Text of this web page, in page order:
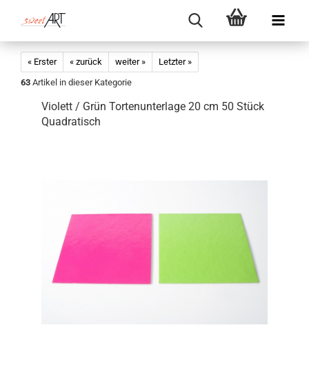
« Erster « zurück weiter »
Letzter »
63 Artikel in dieser Kategorie
Violett / Grün Tortenunterlage 20 cm 50 Stück
Quadratisch